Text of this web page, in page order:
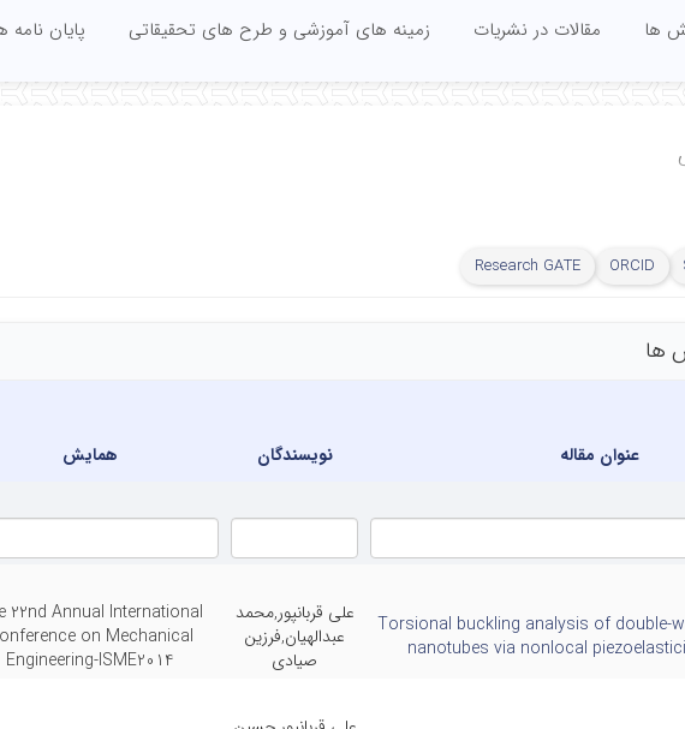
ها مقالات در نشریات زمینه های آموزشی و طرح های تحقیقاتی پایان نامه
ORCID
Research GATE
ها
عنوان مقاله نویسندگان همایش
Torsional buckling analysis of double-
nanotubes via nonlocal
علی قربانپور,محمد
عبدالهیان,فرزین
صیادی
22nd Annual International
on Mechanical
Engineering-ISME2014